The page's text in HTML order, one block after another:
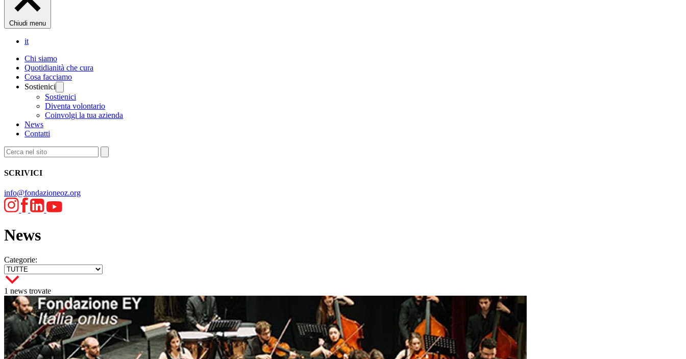
Chiudi menu
it
Chi siamo
Quotidianità che cura
Cosa facciamo
Sostienici
Sostienici
Diventa volontario
Coinvolgi la tua azienda
News
Contatti
SCRIVICI
info@fondazioneoz.org
News
Categorie:
1 news trovate